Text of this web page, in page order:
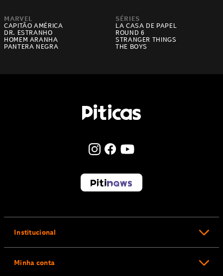
MARVEL
CAPITÃO AMÉRICA
DR. ESTRANHO
HOMEM ARANHA
PANTERA NEGRA
SÉRIES
LA CASA DE PAPEL
ROUND 6
STRANGER THINGS
THE BOYS
Institucional
Minha conta